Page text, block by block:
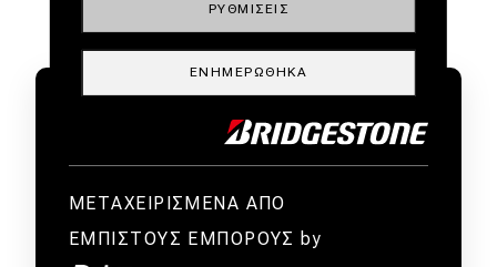
ΜΕΤΑΧΕΙΡΙΣΜΕΝΑ ΑΠΟ
ΕΜΠΙΣΤΟΥΣ ΕΜΠΟΡΟΥΣ by
ΡΥΘΜΊΣΕΙΣ
ΕΝΗΜΕΡΏΘΗΚΑ